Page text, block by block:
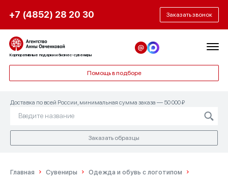
+7 (4852) 28 20 30 Заказать звонок
Корпоративные подарки и бизнес-сувениры
Помощь в подборе
Доставка по всей России, минимальная сумма заказа — 50 000 ₽
Заказать образцы
Главная Сувениры
Одежда и обувь с логотипом